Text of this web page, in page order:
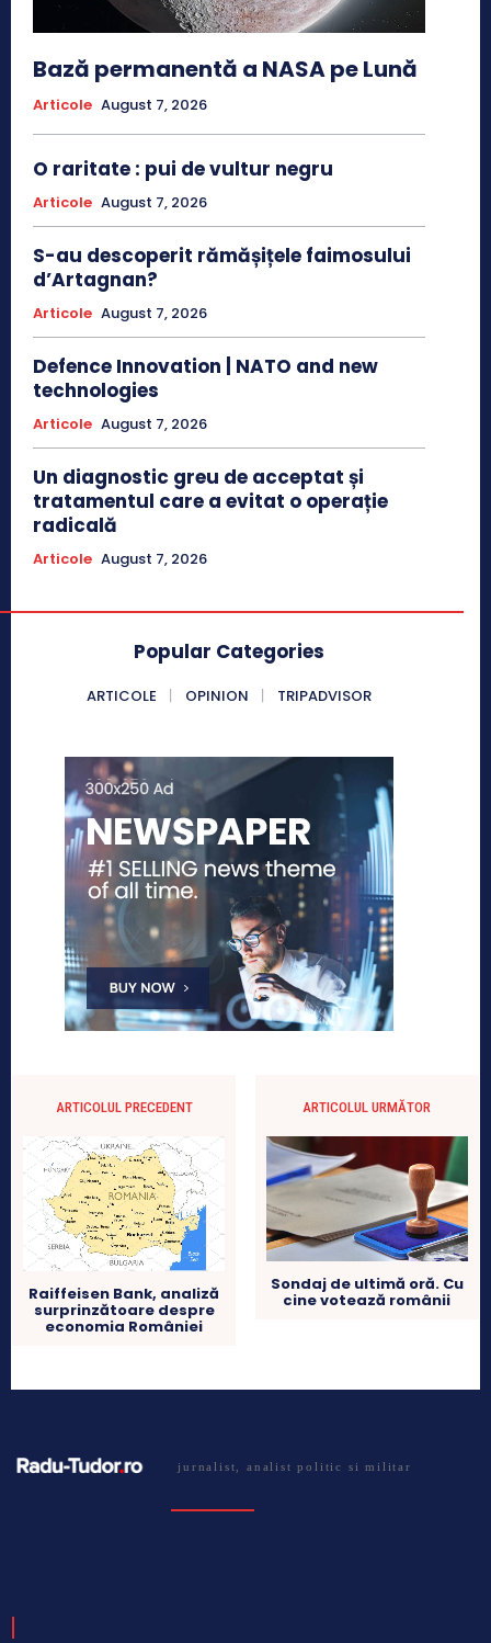
Bază permanentă a NASA pe Lună
Articole August 7, 2026
O raritate : pui de vultur negru
Articole August 7, 2026
S-au descoperit rămășițele faimosului
d’Artagnan?
Articole August 7, 2026
Defence Innovation | NATO and new
technologies
Articole August 7, 2026
Un diagnostic greu de acceptat și
tratamentul care a evitat o operație
radicală
Articole August 7, 2026
Popular Categories
ARTICOLE OPINION TRIPADVISOR
ARTICOLUL PRECEDENT
Raiffeisen Bank, analiză
surprinzătoare despre
economia României
ARTICOLUL URMĂTOR
Sondaj de ultimă oră. Cu
cine votează românii
jurnalist, analist politic si militar